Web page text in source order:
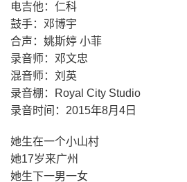
电吉他：仁科
鼓手：邓博宇
合声：姚斯婷 小菲
录音师：邓文忠
混音师：刘英
录音棚：Royal City Studio
录音时间：2015年8月4日
她生在一个小山村
她17岁来广州
她生下一男一女